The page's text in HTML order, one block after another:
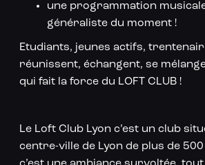
une programmation
généraliste du moment !
Etudiants, jeunes actifs,
réunissent, échangent, se
qui fait la force du LOFT CLUB !
Le Loft Club Lyon c’est un club
centre-ville de Lyon de plus de